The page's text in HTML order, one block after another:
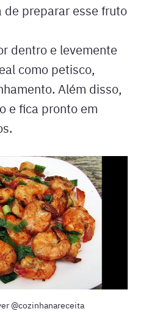
de preparar esse fruto
dentro e levemente
como petisco,
Além disso,
e fica pronto em
@cozinhanareceita